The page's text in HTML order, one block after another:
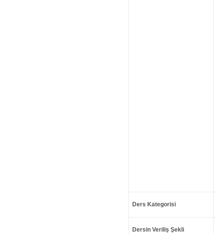
Ders Kategorisi
Dersin Veriliş Şekli